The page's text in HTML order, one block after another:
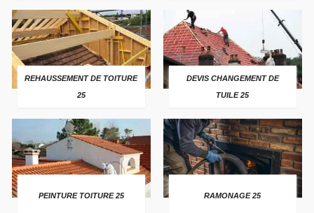
REHAUSSEMENT DE TOITURE
25
DEVIS CHANGEMENT DE
TUILE 25
PEINTURE TOITURE 25 RAMONAGE 25